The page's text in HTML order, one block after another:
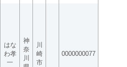
はな
わ孝
一
神
奈
川
川
崎
市
0000000077